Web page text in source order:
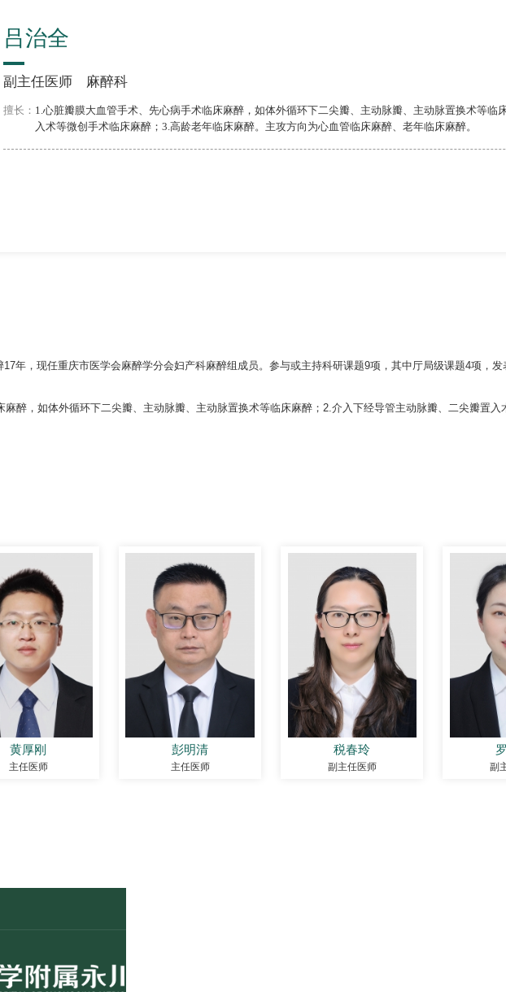
吕治全
副主任医师 麻醉科
擅长： 1.心脏瓣膜大血管手术、先心病手术临床麻醉，如体外循环下二尖瓣、主动脉瓣、主动脉置换术等临
入术等微创手术临床麻醉；3.高龄老年临床麻醉。主攻方向为心血管临床麻醉、老年临床麻醉。
17年，现任重庆市医学会麻醉学分会妇产科麻醉组成员。参与或主持科研课题9项，其中厅局级课题4项，发
醉，如体外循环下二尖瓣、主动脉瓣、主动脉置换术等临床麻醉； 2.介入下经导管主动脉瓣、二尖瓣置入
黄厚刚
主任医师
彭明清
主任医师
税春玲
副主任医师 副